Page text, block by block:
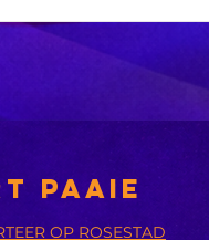
kry
2031 'n
PAAIE
OP ROSESTAD